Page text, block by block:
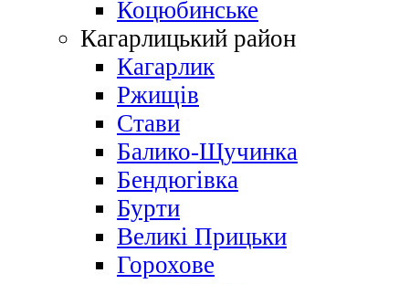
Коцюбинське
Кагарлицький район
Кагарлик
Ржищів
Стави
Балико-Щучинка
Бендюгівка
Бурти
Великі Прицьки
Горохове